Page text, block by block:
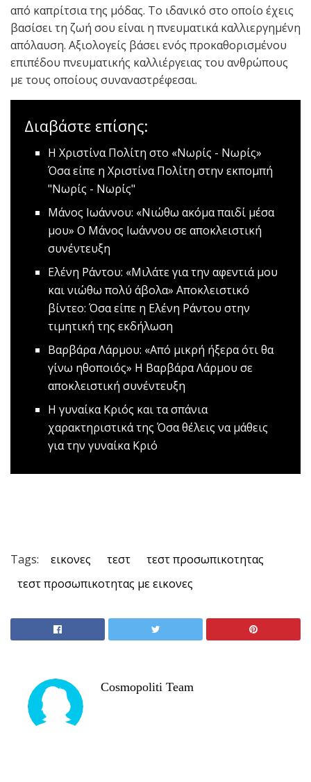
από καπρίτσια της μόδας. Το ιδανικό στο οποίο έχεις
βασίσει τη ζωή σου είναι η πνευματικά καλλιεργημένη
απόλαυση. Αξιολογείς βάσει ενός προκαθορισμένου
επιπέδου πνευματικής καλλιέργειας του ανθρώπους
με τους οποίους συναναστρέφεσαι.
Διαβάστε επίσης:
H Xριστίνα Πολίτη στο «Νωρίς - Νωρίς»
Όσα είπε η Χριστίνα Πολίτη στην εκπομπή
"Nωρίς - Νωρίς"
Mάνος Ιωάννου: «Νιώθω ακόμα παιδί μέσα
μου» Ο Μάνος Ιωάννου σε αποκλειστική
συνέντευξη
Ελένη Ράντου: «Μιλάτε για την αφεντιά μου
και νιώθω πολύ άβολα» Αποκλειστικό
βίντεο: Όσα είπε η Eλένη Ράντου στην
τιμητική της εκδήλωση
Βαρβάρα Λάρμου: «Από μικρή ήξερα ότι θα
γίνω ηθοποιός» H Βαρβάρα Λάρμου σε
αποκλειστική συνέντευξη
Η γυναίκα Κριός και τα σπάνια
χαρακτηριστικά της Όσα θέλεις να μάθεις
για την γυναίκα Κριό
Tags: εικονες τεστ
τεστ προσωπικοτητας
τεστ προσωπικοτητας με εικονες
Cosmopoliti Team